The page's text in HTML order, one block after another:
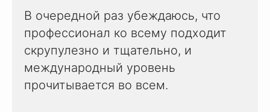
В очередной раз убеждаюсь, что
профессионал ко всему подходит
скрупулезно и тщательно, и
международный уровень
прочитывается во всем.